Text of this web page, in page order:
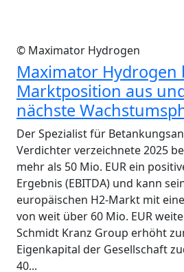
© Maximator Hydrogen
Maximator Hydrogen
Marktposition aus
nächste
Der Spezialist für
Verdichter verzeichnete 2025
mehr als 50 Mio. EUR ein
Ergebnis (EBITDA) und kann
europäischen H2-Markt mit
von weit über 60 Mio. EUR
Schmidt Kranz Group erhöht
Eigenkapital der Gesellschaft
40...